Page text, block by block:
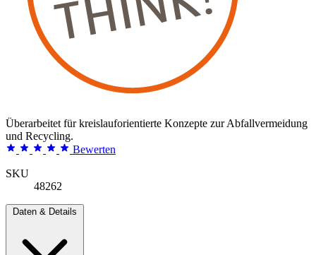
Überarbeitet für kreislauforientierte Konzepte zur Abfallvermeidung
und Recycling.
Bewerten
SKU
48262
Daten & Details